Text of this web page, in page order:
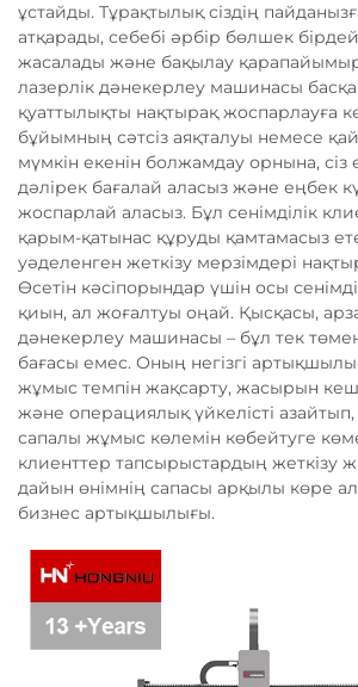
ұстайды. Тұрақтылық сіздің
атқарады, себебі әрбір бөлшек
жасалады және бақылау
лазерлік дәнекерлеу машинасы
қуаттылықты нақтырақ жоспарлауға
бұйымның сәтсіз аяқталуы немесе
мүмкін екенін болжамдау орнына, сіз
дәлірек бағалай аласыз және еңбек
жоспарлай аласыз. Бұл сенімділік
қарым-қатынас құруды қамтамасыз
уәделенген жеткізу мерзімдері
Өсетін кәсіпорындар үшін осы
қиын, ал жоғалтуы оңай. Қысқасы,
дәнекерлеу машинасы – бұл тек
бағасы емес. Оның негізгі
жұмыс темпін жақсарту, жасырын
және операциялық үйкелісті
сапалы жұмыс көлемін көбейтуге
клиенттер тапсырыстардың жеткізу
дайын өнімнің сапасы арқылы көре
бизнес артықшылығы.